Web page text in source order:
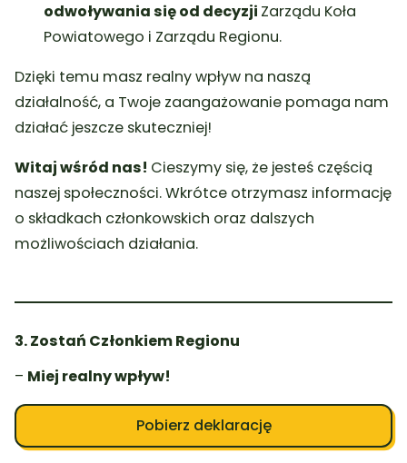
odwoływania się od decyzji Zarządu Koła
Powiatowego i Zarządu Regionu.
Dzięki temu masz realny wpływ na naszą
działalność, a Twoje zaangażowanie pomaga nam
działać jeszcze skuteczniej!
Witaj wśród nas! Cieszymy się, że jesteś częścią
naszej społeczności. Wkrótce otrzymasz informację
o składkach członkowskich oraz dalszych
możliwościach działania.
3. Zostań Członkiem Regionu
– Miej realny wpływ!
Pobierz deklarację